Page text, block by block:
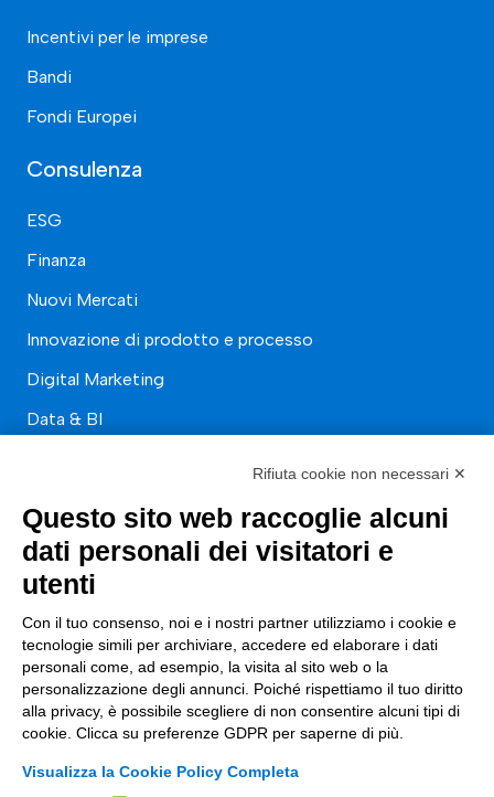
Incentivi per le imprese
Bandi
Fondi Europei
Consulenza
ESG
Finanza
Nuovi Mercati
Innovazione di prodotto e processo
Digital Marketing
Data & BI
Soluzioni Digitali
Supply Chain
Soluzioni Custom
Soluzioni AI
Compliance
Rifiuta cookie non necessari ✕
Questo sito web raccoglie alcuni
dati personali dei visitatori e
utenti
Con il tuo consenso, noi e i nostri partner utilizziamo i cookie e
tecnologie simili per archiviare, accedere ed elaborare i dati
personali come, ad esempio, la visita al sito web o la
personalizzazione degli annunci. Poiché rispettiamo il tuo diritto
alla privacy, è possibile scegliere di non consentire alcuni tipi di
cookie. Clicca su preferenze GDPR per saperne di più.
Visualizza la Cookie Policy Completa